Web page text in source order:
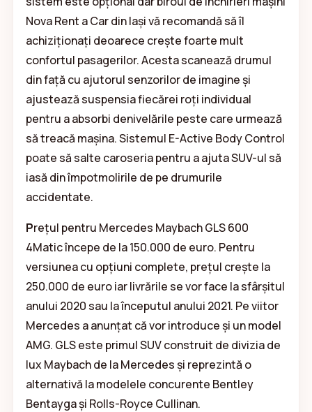
Nova Rent a Car din Iași vă recomandă să îl
achiziționați deoarece crește foarte mult
confortul pasagerilor. Acesta scanează drumul
din față cu ajutorul senzorilor de imagine și
ajustează suspensia fiecărei roți individual
pentru a absorbi denivelările peste care urmează
să treacă mașina. Sistemul E-Active Body Control
poate să salte caroseria pentru a ajuta SUV-ul să
iasă din împotmolirile de pe drumurile
accidentate.
Prețul pentru Mercedes Maybach GLS 600
4Matic începe de la 150.000 de euro. Pentru
versiunea cu opțiuni complete, prețul crește la
250.000 de euro iar livrările se vor face la sfârșitul
anului 2020 sau la începutul anului 2021. Pe viitor
Mercedes a anunțat că vor introduce și un model
AMG. GLS este primul SUV construit de divizia de
lux Maybach de la Mercedes și reprezintă o
alternativă la modelele concurente Bentley
Bentayga și Rolls-Royce Cullinan.